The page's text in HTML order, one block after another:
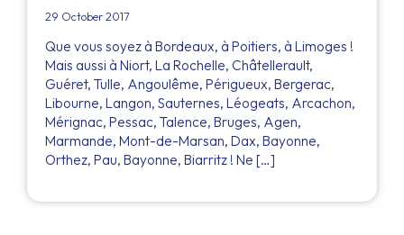
29 October 2017
Que vous soyez à Bordeaux, à Poitiers, à Limoges !
Mais aussi à Niort, La Rochelle, Châtellerault,
Guéret, Tulle, Angoulême, Périgueux, Bergerac,
Libourne, Langon, Sauternes, Léogeats, Arcachon,
Mérignac, Pessac, Talence, Bruges, Agen,
Marmande, Mont-de-Marsan, Dax, Bayonne,
Orthez, Pau, Bayonne, Biarritz ! Ne […]